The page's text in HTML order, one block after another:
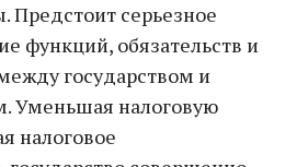
Предстоит серьезное
функций, обязательств и
государством и
Уменьшая налоговую
налоговое